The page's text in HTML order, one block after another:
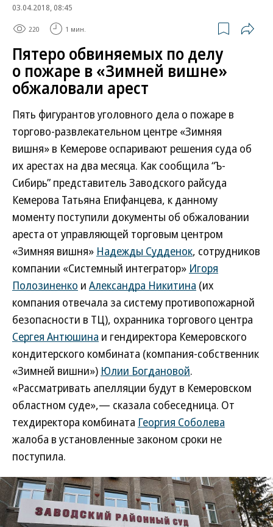
03.04.2018, 08:45
220 1 мин.
Пятеро обвиняемых по делу
о пожаре в «Зимней вишне»
обжаловали арест
Пять фигурантов уголовного дела о пожаре в
торгово-развлекательном центре «Зимняя
вишня» в Кемерове оспаривают решения суда об
их арестах на два месяца. Как сообщила “Ъ-
Сибирь” представитель Заводского райсуда
Кемерова Татьяна Епифанцева, к данному
моменту поступили документы об обжаловании
ареста от управляющей торговым центром
«Зимняя вишня» Надежды Судденок, сотрудников
компании «Системный интегратор» Игоря
Полозиненко и Александра Никитина (их
компания отвечала за систему противопожарной
безопасности в ТЦ), охранника торгового центра
Сергея Антюшина и гендиректора Кемеровского
кондитерского комбината (компания-собственник
«Зимней вишни») Юлии Богдановой.
«Рассматривать апелляции будут в Кемеровском
областном суде»,— сказала собеседница. От
техдиректора комбината Георгия Соболева
жалоба в установленные законом сроки не
поступила.